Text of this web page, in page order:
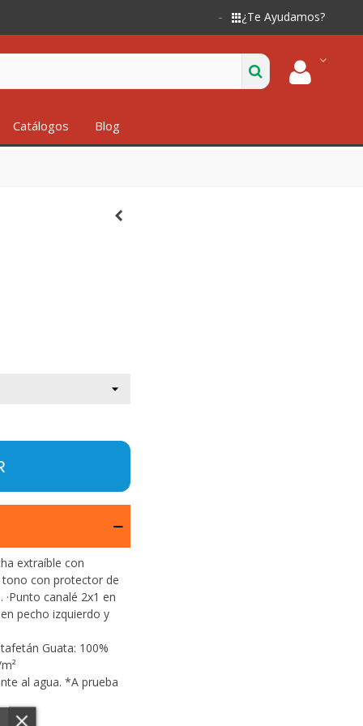
¿Te Ayudamos?
Catálogos Blog
extraíble con
tono con protector de
canalé 2x1 en
pecho izquierdo y
Guata: 100%
al agua. *A prueba